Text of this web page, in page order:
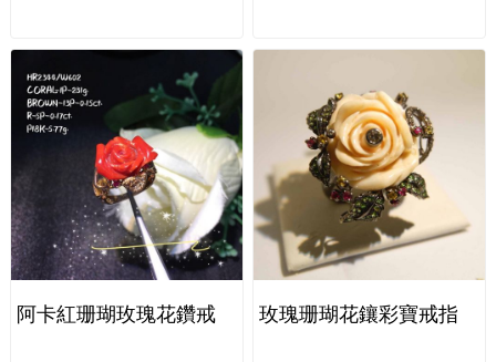
阿卡紅珊瑚玫瑰花鑽戒 玫瑰珊瑚花鑲彩寶戒指